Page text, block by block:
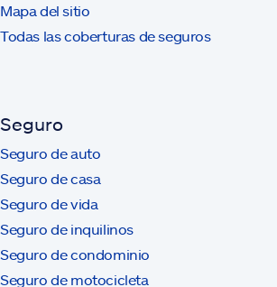
Mapa del sitio
Todas las coberturas de seguros
Seguro
Seguro de auto
Seguro de casa
Seguro de vida
Seguro de inquilinos
Seguro de condominio
Seguro de motocicleta